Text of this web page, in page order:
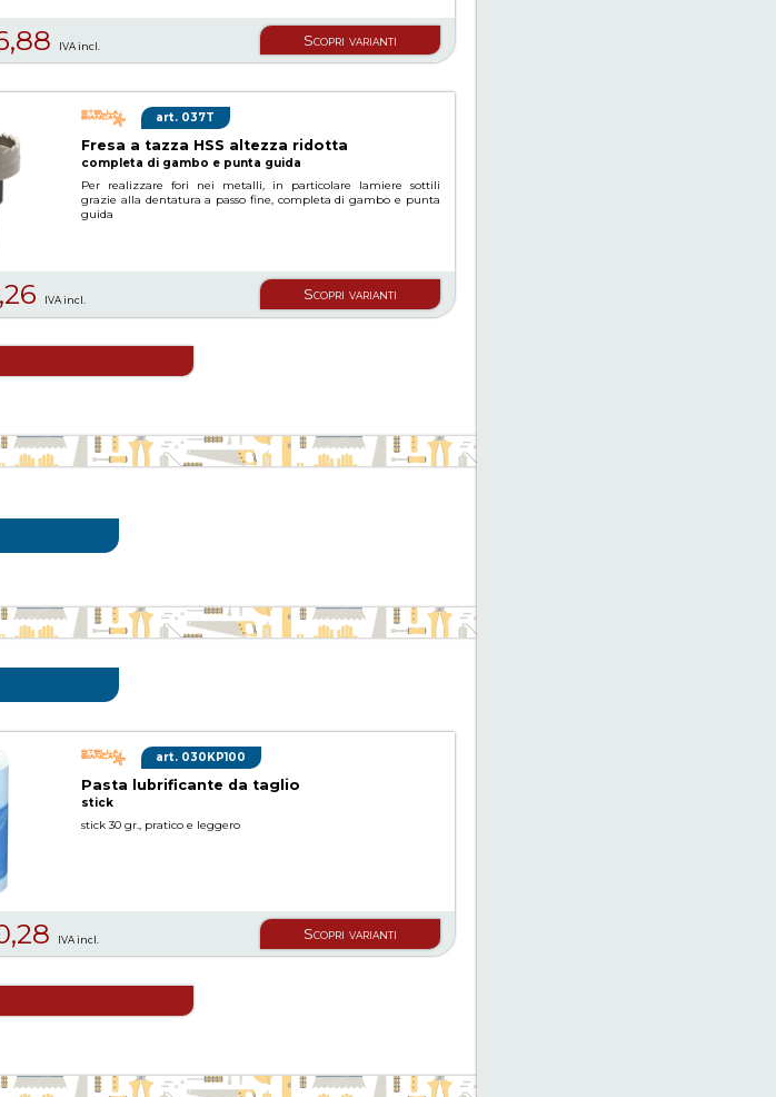
IVA incl. Scopri varianti
037T
Fresa a tazza HSS altezza ridotta
completa di gambo e punta guida
Per realizzare fori nei metalli, in particolare lamiere sottili
grazie alla dentatura a passo fine, completa di gambo e punta
guida
IVA incl. Scopri varianti
030KP100
Pasta lubrificante da taglio
stick
stick 30 gr., pratico e leggero
IVA incl. Scopri varianti